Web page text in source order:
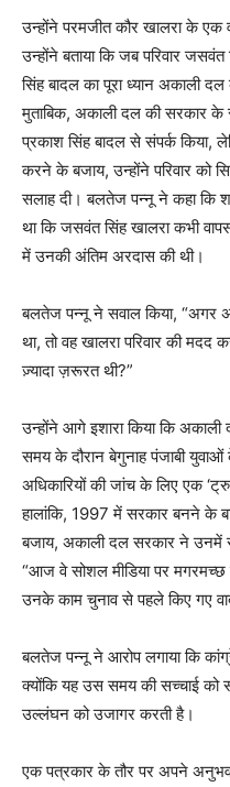
उन्होंने परमजीत कौर खालरा के एक
उन्होंने बताया कि जब परिवार
सिंह बादल का पूरा ध्यान अकाली
मुताबिक, अकाली दल की सरकार के
प्रकाश सिंह बादल से संपर्क किया,
करने के बजाय, उन्होंने परिवार को
सलाह दी। बलतेज पन्नू ने कहा कि
था कि जसवंत सिंह खालरा कभी
में उनकी अंतिम अरदास की थी।
बलतेज पन्नू ने सवाल किया, “अगर
था, तो वह खालरा परिवार की
ज़्यादा ज़रूरत थी?”
उन्होंने आगे इशारा किया कि
समय के दौरान बेगुनाह पंजाबी
अधिकारियों की जांच के लिए एक
हालांकि, 1997 में सरकार बनने के
बजाय, अकाली दल सरकार ने उनमें
“आज वे सोशल मीडिया पर
उनके काम चुनाव से पहले किए गए
बलतेज पन्नू ने आरोप लगाया कि
क्योंकि यह उस समय की सच्चाई को
उल्लंघन को उजागर करती है।
एक पत्रकार के तौर पर अपने